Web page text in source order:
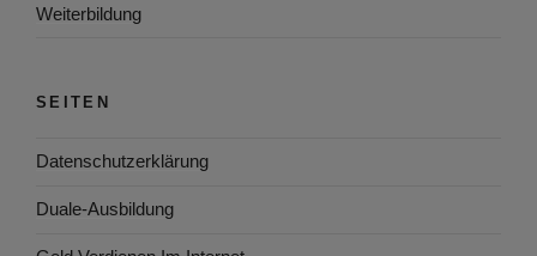
Weiterbildung
SEITEN
Datenschutzerklärung
Duale-Ausbildung